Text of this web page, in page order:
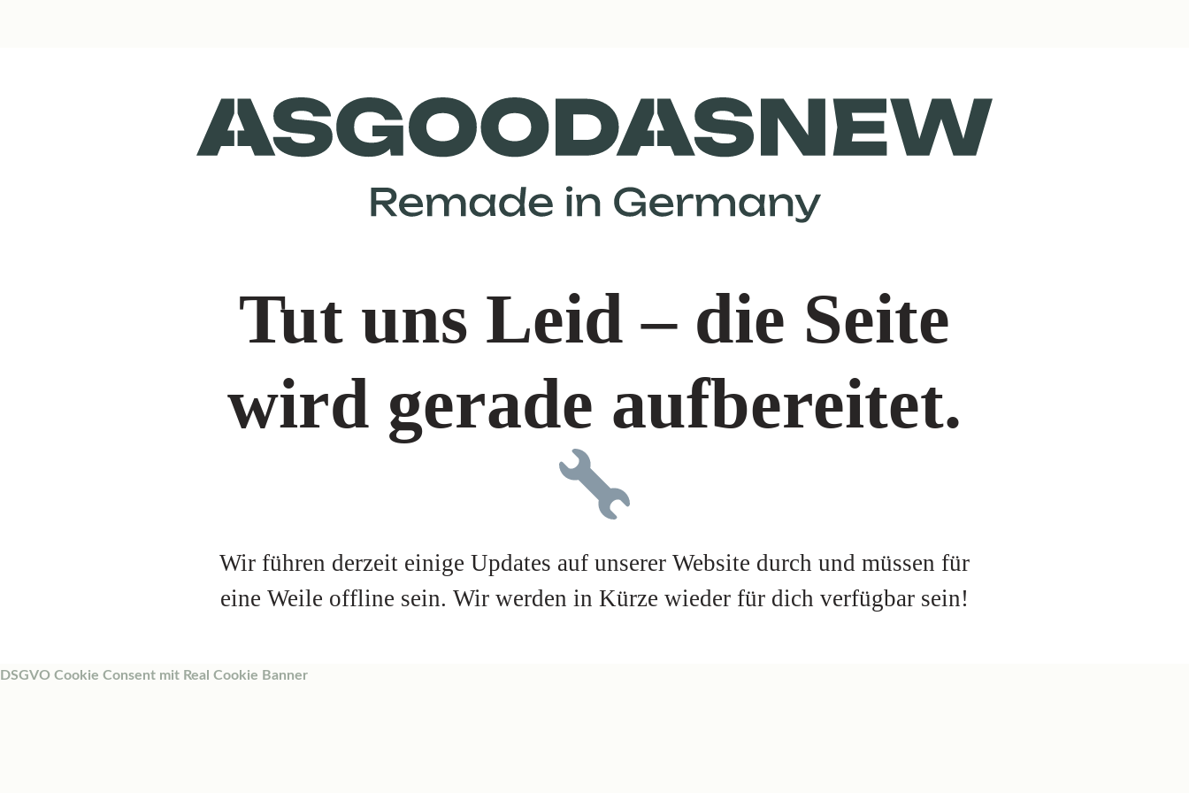
Tut uns Leid – die Seite
wird gerade aufbereitet.
Wir führen derzeit einige Updates auf unserer Website durch und müssen für
eine Weile offline sein. Wir werden in Kürze wieder für dich verfügbar sein!
DSGVO Cookie Consent mit Real Cookie Banner